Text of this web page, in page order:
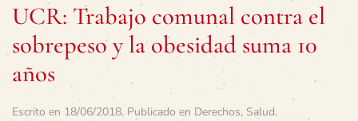
UCR: Trabajo comunal contra el
sobrepeso y la obesidad suma 10
años
Escrito en 18/06/2018. Publicado en Derechos, Salud.